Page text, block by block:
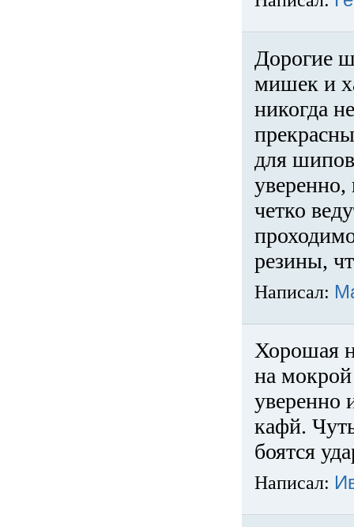
Дорогие
мишек и
никогда
для
четко
резины,
Написал:
Хорошая
на
уверенно
кафй.
боятся
Написал: